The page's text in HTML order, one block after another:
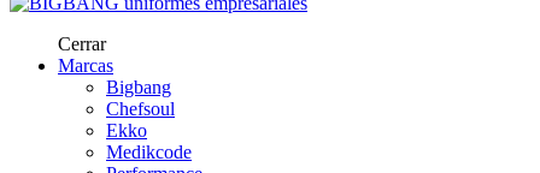
Cerrar
Marcas
Bigbang
Chefsoul
Ekko
Medikcode